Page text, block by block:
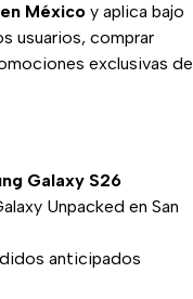
México y aplica bajo
usuarios, comprar
exclusivas de
Galaxy S26
Unpacked en San
anticipados